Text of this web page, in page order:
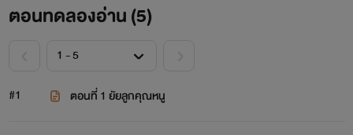
ตอนทดลองอ่าน (5)
#1 ตอนที่ 1 ยัยลูกคุณหนู